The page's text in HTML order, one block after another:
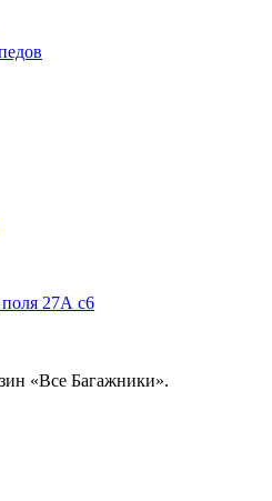
27А с6
«Все Багажники».